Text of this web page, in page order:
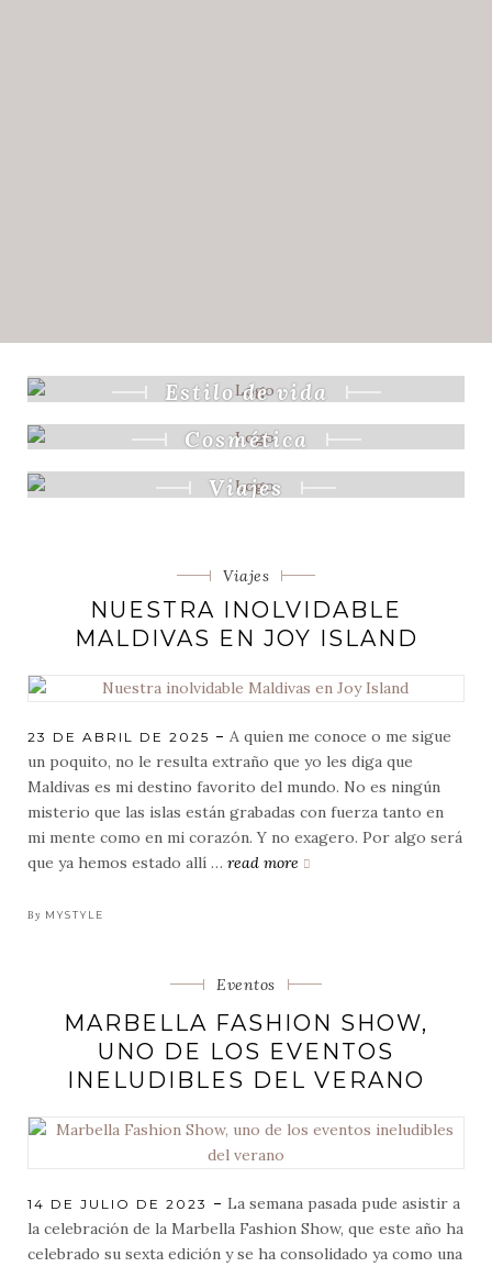
Estilo de vida
Cosmética
Viajes
Categorias
Viajes
NUESTRA INOLVIDABLE
MALDIVAS EN JOY ISLAND
POSTED
23 DE ABRIL DE 2025
A quien me conoce o me sigue
un poquito, no le resulta extraño que yo les diga que
Maldivas es mi destino favorito del mundo. No es ningún
misterio que las islas están grabadas con fuerza tanto en
mi mente como en mi corazón. Y no exagero. Por algo será
que ya hemos estado allí … read more
island
By MYSTYLE
Categorias
Eventos
MARBELLA FASHION SHOW,
UNO DE LOS EVENTOS
INELUDIBLES DEL VERANO
POSTED
ON
14 DE JULIO DE 2023
La semana pasada pude asistir a
la celebración de la Marbella Fashion Show, que este año ha
celebrado su sexta edición y se ha consolidado ya como una